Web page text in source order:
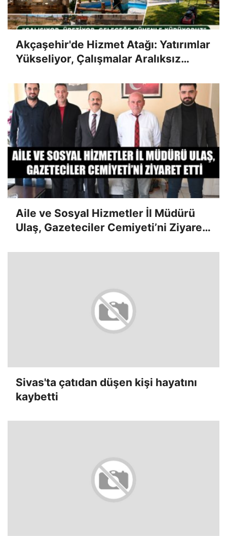
Akçaşehir'de Hizmet Atağı: Yatırımlar
Yükseliyor, Çalışmalar Aralıksız
Aile ve Sosyal Hizmetler İl Müdürü
Ulaş, Gazeteciler Cemiyeti’ni Ziyaret
Sivas'ta çatıdan düşen kişi hayatını
kaybetti